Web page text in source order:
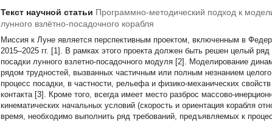
Текст научной статьи Программно-методический подход к
лунного взлётно-посадочного корабля
Миссия к Луне является перспективным проектом, включенным в
2015–2025 гг. [1]. В рамках этого проекта должен быть решен целый
посадки лунного взлетно-посадочного модуля [2]. Моделирование
рядом трудностей, вызванных частичным или полным незнанием
процесс посадки, в частности, рельефа и физико-механических
контакта [3]. Кроме того, всегда имеет место разброс массово-
кинематических начальных условий (скорость и ориентация корабля
время, необходимо выполнить ряд требований, предъявляемых к